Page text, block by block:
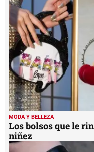
MODA Y BELLEZA
Los bolsos que le
niñez